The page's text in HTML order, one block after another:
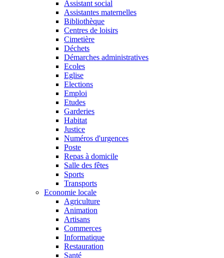
Assistant social
Assistantes maternelles
Bibliothèque
Centres de loisirs
Cimetière
Déchets
Démarches administratives
Ecoles
Eglise
Elections
Emploi
Etudes
Garderies
Habitat
Justice
Numéros d'urgences
Poste
Repas à domicile
Salle des fêtes
Sports
Transports
Economie locale
Agriculture
Animation
Artisans
Commerces
Informatique
Restauration
Santé